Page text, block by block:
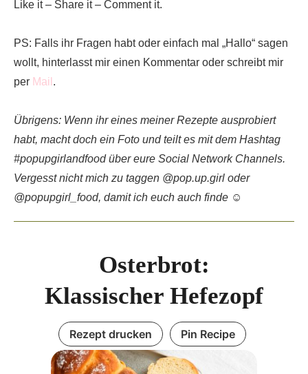
Like it – Share it – Comment it.
PS: Falls ihr Fragen habt oder einfach mal „Hallo“ sagen
wollt, hinterlasst mir einen Kommentar oder schreibt mir
per Mail .
Übrigens: Wenn ihr eines meiner Rezepte ausprobiert
habt, macht doch ein Foto und teilt es mit dem Hashtag
#popupgirlandfood über eure Social Network Channels.
Vergesst nicht mich zu taggen @pop.up.girl oder
@popupgirl_food, damit ich euch auch finde ☺️
Osterbrot:
Klassischer Hefezopf
Rezept drucken Pin Recipe